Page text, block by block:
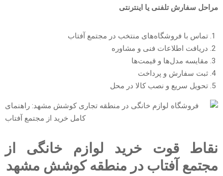
مراحل سفارش تلفنی یا اینترنتی
تماس با فروشگاه‌های منتخب در مجتمع آفتاب
دریافت اطلاعات فنی و مشاوره
مقایسه مدل‌ها و قیمت‌ها
ثبت سفارش و پرداخت
تحویل سریع و نصب کالا در محل
نقاط قوت خرید لوازم خانگی از
مجتمع آفتاب در منطقه کوشش مشهد